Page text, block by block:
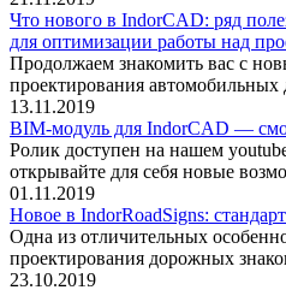
Что нового в IndorCAD: ряд
для оптимизации работы над
Продолжаем знакомить вас с
проектирования
13.11.2019
BIM-модуль для IndorCAD —
Ролик доступен на нашем
открывайте для себя новые
01.11.2019
Новое в IndorRoadSigns:
Одна из отличительных
проектирования дорожных
23.10.2019